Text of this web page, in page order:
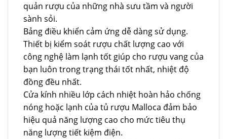
quản rượu của những nhà sưu tầm và người
sành sỏi.
Bảng điều khiển cảm ứng dễ dàng sử dụng.
Thiết bị kiểm soát rượu chất lượng cao với
công nghệ làm lạnh tốt giúp cho rượu vang của
bạn luôn trong trạng thái tốt nhất, nhiệt độ
đồng đều nhất.
Cửa kính nhiều lớp cách nhiệt hoàn hảo chống
nóng hoặc lạnh của tủ rượu Malloca đảm bảo
hiệu quả năng lượng cao cho mức tiêu thụ
năng lượng tiết kiệm điện.